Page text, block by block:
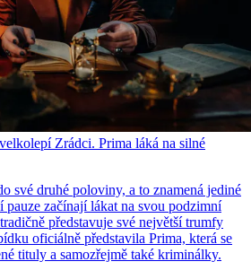
Zrádci. Prima láká na silné
své druhé poloviny, a to znamená jediné
pauze začínají lákat na svou podzimní
představuje své největší trumfy
oficiálně představila Prima, která se
tituly a samozřejmě také kriminálky.